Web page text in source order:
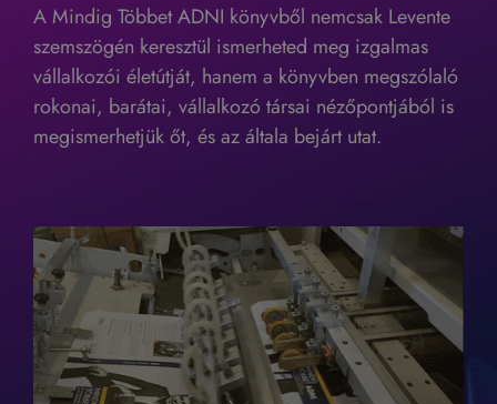
A Mindig Többet ADNI könyvből nemcsak Levente
szemszögén keresztül ismerheted meg izgalmas
vállalkozói életútját, hanem a könyvben megszólaló
rokonai, barátai, vállalkozó társai nézőpontjából is
megismerhetjük őt, és az általa bejárt utat.